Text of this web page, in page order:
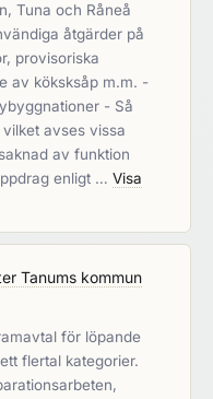
Tuna och Råneå
åtgärder på
provisoriska
av köksksåp m.m. -
- Så
avses vissa
av funktion
enligt … Visa
Tanums kommun
för löpande
flertal kategorier.